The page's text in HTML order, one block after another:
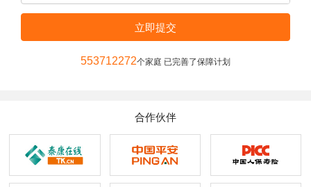
立即提交
553712272个家庭 已完善了保障计划
合作伙伴